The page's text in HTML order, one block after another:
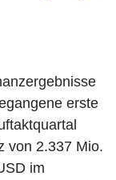
erste
von 2.337 Mio.
im